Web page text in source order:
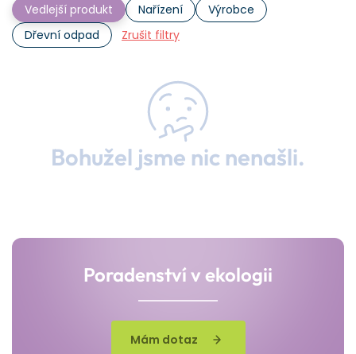
Vedlejší produkt
Nařízení
Výrobce
Dřevní odpad
Zrušit filtry
Bohužel jsme nic nenašli.
Poradenství v ekologii
Mám dotaz